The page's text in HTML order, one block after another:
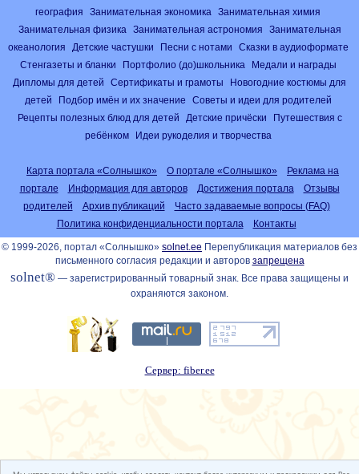
география
Занимательная экономика
Занимательная химия
Занимательная физика
Занимательная астрономия
Занимательная
океанология
Детские частушки Песни с нотами
Сказки в аудиоформате
Стенгазеты и бланки
Портфолио (до)школьника
Медали и награды
Дипломы для детей
Сертификаты и грамоты
Новогодние костюмы для
детей
Подбор имён и их значение
Советы и идеи для родителей
Рецепты полезных блюд для детей
Детские причёски
Путешествия с
ребёнком
Идеи рукоделия и творчества
Карта портала «Солнышко» О портале «Солнышко»
Реклама на
портале
Информация для авторов Достижения портала
Отзывы
родителей
Архив публикаций
Часто задаваемые вопросы (FAQ)
Политика конфиденциальности портала
Контакты
© 1999-2026, портал «Солнышко» solnet.ee Перепубликация материалов без
письменного согласия редакции и авторов запрещена
solnet® — зарегистрированный товарный знак. Все права защищены и
охраняются законом.
Сервер: fiber.ee